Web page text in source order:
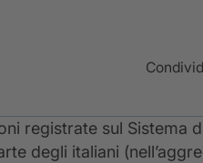
registrate sul Sistema
degli italiani